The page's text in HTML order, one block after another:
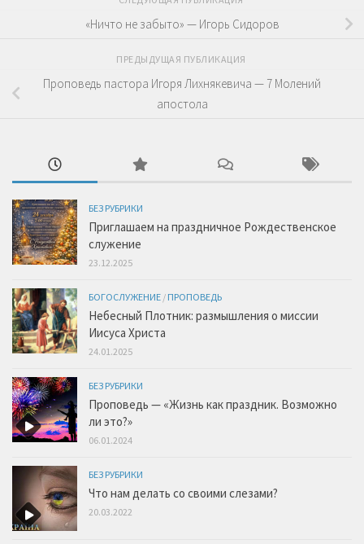
«Ничто не забыто» — Игорь Сидоров
ПРЕДЫДУЩАЯ ПУБЛИКАЦИЯ
Проповедь пастора Игоря Лихнякевича — 7 Молений
апостола
БЕЗ РУБРИКИ
Приглашаем на праздничное Рождественское
служение
23.12.2025
БОГОСЛУЖЕНИЕ / ПРОПОВЕДЬ
Небесный Плотник: размышления о миссии
Иисуса Христа
24.01.2025
БЕЗ РУБРИКИ
Проповедь — «Жизнь как праздник. Возможно
ли это?»
06.01.2024
БЕЗ РУБРИКИ
Что нам делать со своими слезами?
20.03.2022